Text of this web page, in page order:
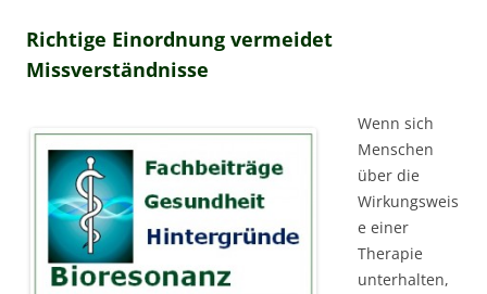
Richtige Einordnung vermeidet
Missverständnisse
Wenn sich
Menschen
über die
Wirkungsweis
e einer
Therapie
unterhalten,